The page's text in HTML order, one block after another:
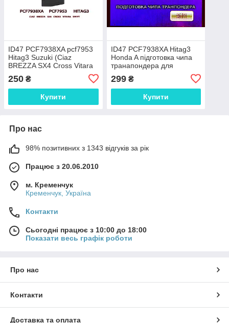
ID47 PCF7938XA pcf7953
Hitag3 Suzuki (Ciaz
BREZZA SX4 Cross Vitara
транапондера для про
250 ₴
Купити
ID47 PCF7938XA Hitag3
Honda A підготовка чипа
транапондера для
прописування Honda (на
базі XT27A) для дубліката/
299₴
Купити
Про нас
98% позитивних з 1343 відгуків за рік
Працює з 20.06.2010
м. Кременчук
Кременчук, Україна
Контакти
Сьогодні працює з 10:00 до 18:00
Показати весь графік роботи
Про нас
Контакти
Доставка та оплата